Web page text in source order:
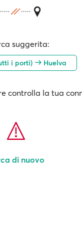
suggerita:
i porti) Huelva
controlla la tua
di nuovo